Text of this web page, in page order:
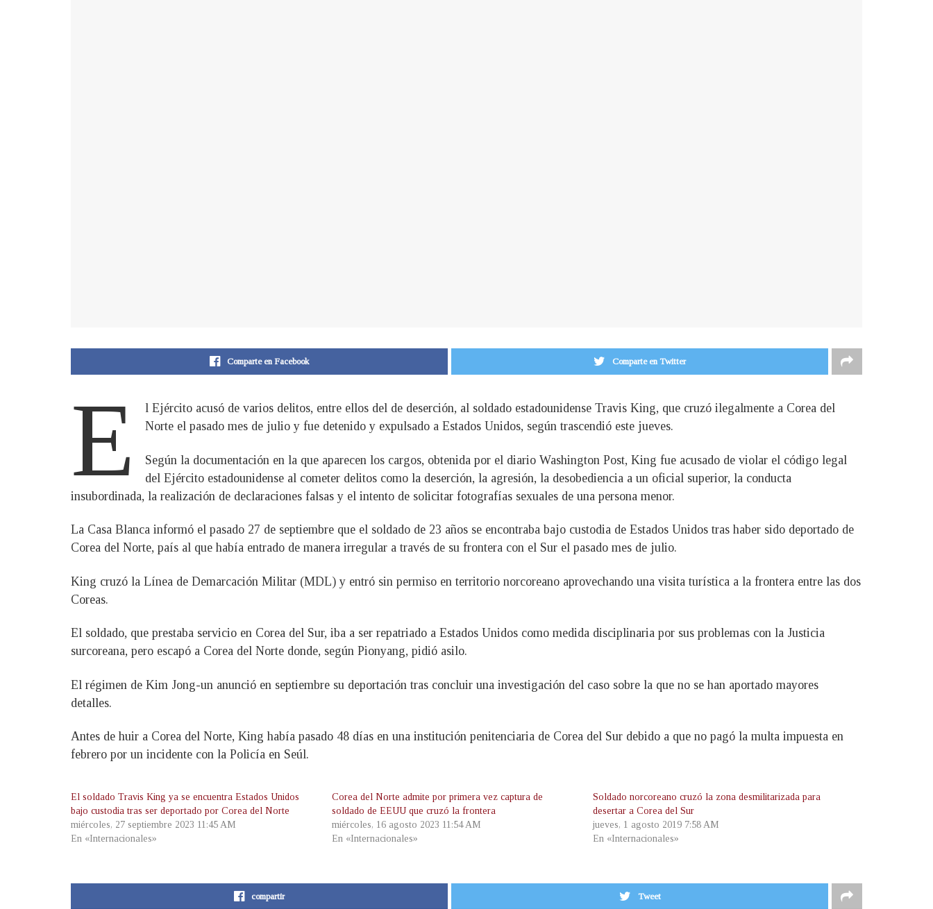
Comparte en Facebook Comparte en Twitter
E
l Ejército acusó de varios delitos, entre ellos del de deserción, al soldado estadounidense Travis King, que cruzó ilegalmente a Corea del
Norte el pasado mes de julio y fue detenido y expulsado a Estados Unidos, según trascendió este jueves.
Según la documentación en la que aparecen los cargos, obtenida por el diario Washington Post, King fue acusado de violar el código legal
del Ejército estadounidense al cometer delitos como la deserción, la agresión, la desobediencia a un oficial superior, la conducta
insubordinada, la realización de declaraciones falsas y el intento de solicitar fotografías sexuales de una persona menor.
La Casa Blanca informó el pasado 27 de septiembre que el soldado de 23 años se encontraba bajo custodia de Estados Unidos tras haber sido deportado de
Corea del Norte, país al que había entrado de manera irregular a través de su frontera con el Sur el pasado mes de julio.
King cruzó la Línea de Demarcación Militar (MDL) y entró sin permiso en territorio norcoreano aprovechando una visita turística a la frontera entre las dos
Coreas.
El soldado, que prestaba servicio en Corea del Sur, iba a ser repatriado a Estados Unidos como medida disciplinaria por sus problemas con la Justicia
surcoreana, pero escapó a Corea del Norte donde, según Pionyang, pidió asilo.
El régimen de Kim Jong-un anunció en septiembre su deportación tras concluir una investigación del caso sobre la que no se han aportado mayores
detalles.
Antes de huir a Corea del Norte, King había pasado 48 días en una institución penitenciaria de Corea del Sur debido a que no pagó la multa impuesta en
febrero por un incidente con la Policía en Seúl.
El soldado Travis King ya se encuentra Estados Unidos
bajo custodia tras ser deportado por Corea del Norte
miércoles, 27 septiembre 2023 11:45 AM
En «Internacionales»
Corea del Norte admite por primera vez captura de
soldado de EEUU que cruzó la frontera
miércoles, 16 agosto 2023 11:54 AM
En «Internacionales»
Soldado norcoreano cruzó la zona desmilitarizada para
desertar a Corea del Sur
jueves, 1 agosto 2019 7:58 AM
En «Internacionales»
compartir Tweet